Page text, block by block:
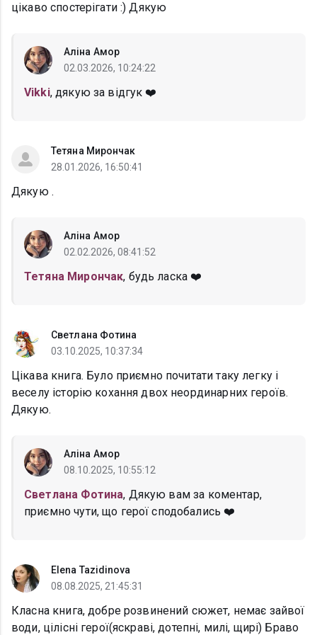
цікаво спостерігати :) Дякую
Аліна Амор
02.03.2026, 10:24:22
Vikki, дякую за відгук ❤️
Тетяна Мирончак
28.01.2026, 16:50:41
Дякую .
Аліна Амор
02.02.2026, 08:41:52
Тетяна Мирончак, будь ласка ❤️
Светлана Фотина
03.10.2025, 10:37:34
Цікава книга. Було приємно почитати таку легку і
веселу історію кохання двох неординарних героїв.
Дякую.
Аліна Амор
08.10.2025, 10:55:12
Светлана Фотина, Дякую вам за коментар,
приємно чути, що герої сподобались ❤️
Elena Tazidinova
08.08.2025, 21:45:31
Класна книга, добре розвинений сюжет, немає зайвої
води, цілісні герої(яскраві, дотепні, милі, щирі) Браво